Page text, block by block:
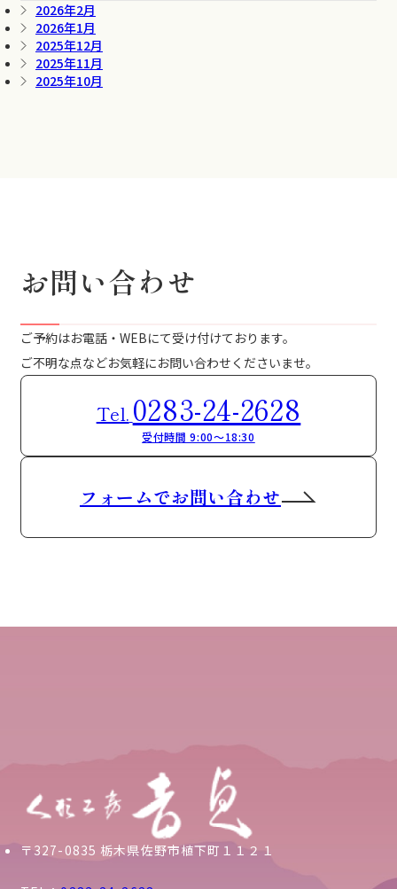
2026年2月
2026年1月
2025年12月
2025年11月
2025年10月
お問い合わせ
ご予約はお電話・WEBにて受け付けております。
ご不明な点などお気軽にお問い合わせくださいませ。
Tel. 0283-24-2628
受付時間 9:00～18:30
フォームでお問い合わせ
〒327-0835 栃木県佐野市植下町１１２１